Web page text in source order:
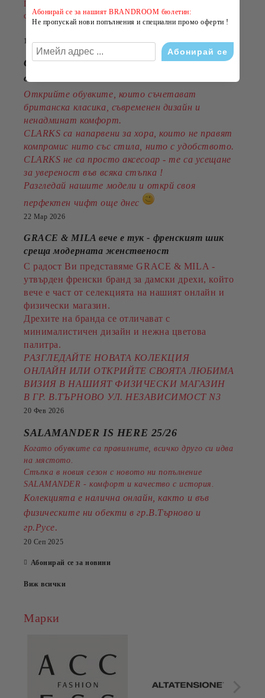
Пазарувайте сега и подарете на лятото си повече
стил на по-добра цена!
14 Юли 2026
CLARKS - стил, комфорт и традиция
от 1825година
Открийте обувките, които съчетават
британска класика, съвременен дизайн и
ненадминат комфорт.
CLARKS са напарвени за хора, които не правят
компромис нито със стила, нито с удобството.
CLARKS не са просто аксесоар - те са усещане
за увереност във всяка стъпка !
Разгледай нашите модели и открй своя
перфектен чифт още днес
22 Мар 2026
GRACE & MILA вече е тук - френският шик
среща модерната женственост
С радост Ви представяме GRACE & MILA -
утвърден френски бранд за дамски дрехи, който
вече е част от селекцията на нашият онлайн и
физически магазин.
Дрехите на бранда се отличават с
минималистичен дизайн и нежна цветова
палитра.
РАЗГЛЕДАЙТЕ НОВАТА КОЛЕКЦИЯ
ОНЛАЙН ИЛИ ОТКРИЙТЕ СВОЯТА ЛЮБИМА
ВИЗИЯ В НАШИЯТ ФИЗИЧЕСКИ МАГАЗИН
В ГР. В.ТЪРНОВО УЛ. НЕЗАВИСИМОСТ N3
20 Фев 2026
SALAMANDER IS HERE 25/26
Когато обувките са правилните, всичко друго си идва
на мястото.
Стъпка в новия сезон с новото ни попълнение
SALAMANDER - комфорт и качество с история.
Колекцията е налична онлайн, както и във
физическите ни обекти в гр.В.Търново и
гр.Русе.
20 Сеп 2025
Абонирай се за новини
Виж всички
Марки
Абонирай се за нашият BRANDROOM бюлетин:
Не пропускай нови попълнения и специални промо оферти !